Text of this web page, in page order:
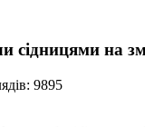
сідницями на
9895